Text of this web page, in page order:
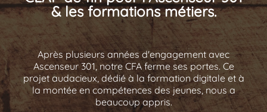
& les formations métiers.
Après plusieurs années d'engagement avec
Ascenseur 301, notre CFA ferme ses portes. Ce
projet audacieux, dédié à la formation digitale et à
la montée en compétences des jeunes, nous a
beaucoup appris.